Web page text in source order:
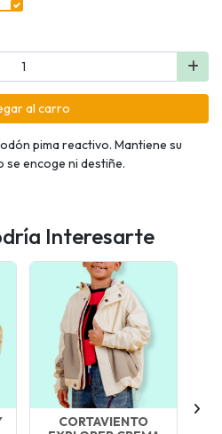
al carro
pima reactivo. Mantiene su
se encoge ni destiñe.
Interesarte
CORTAVIENTO